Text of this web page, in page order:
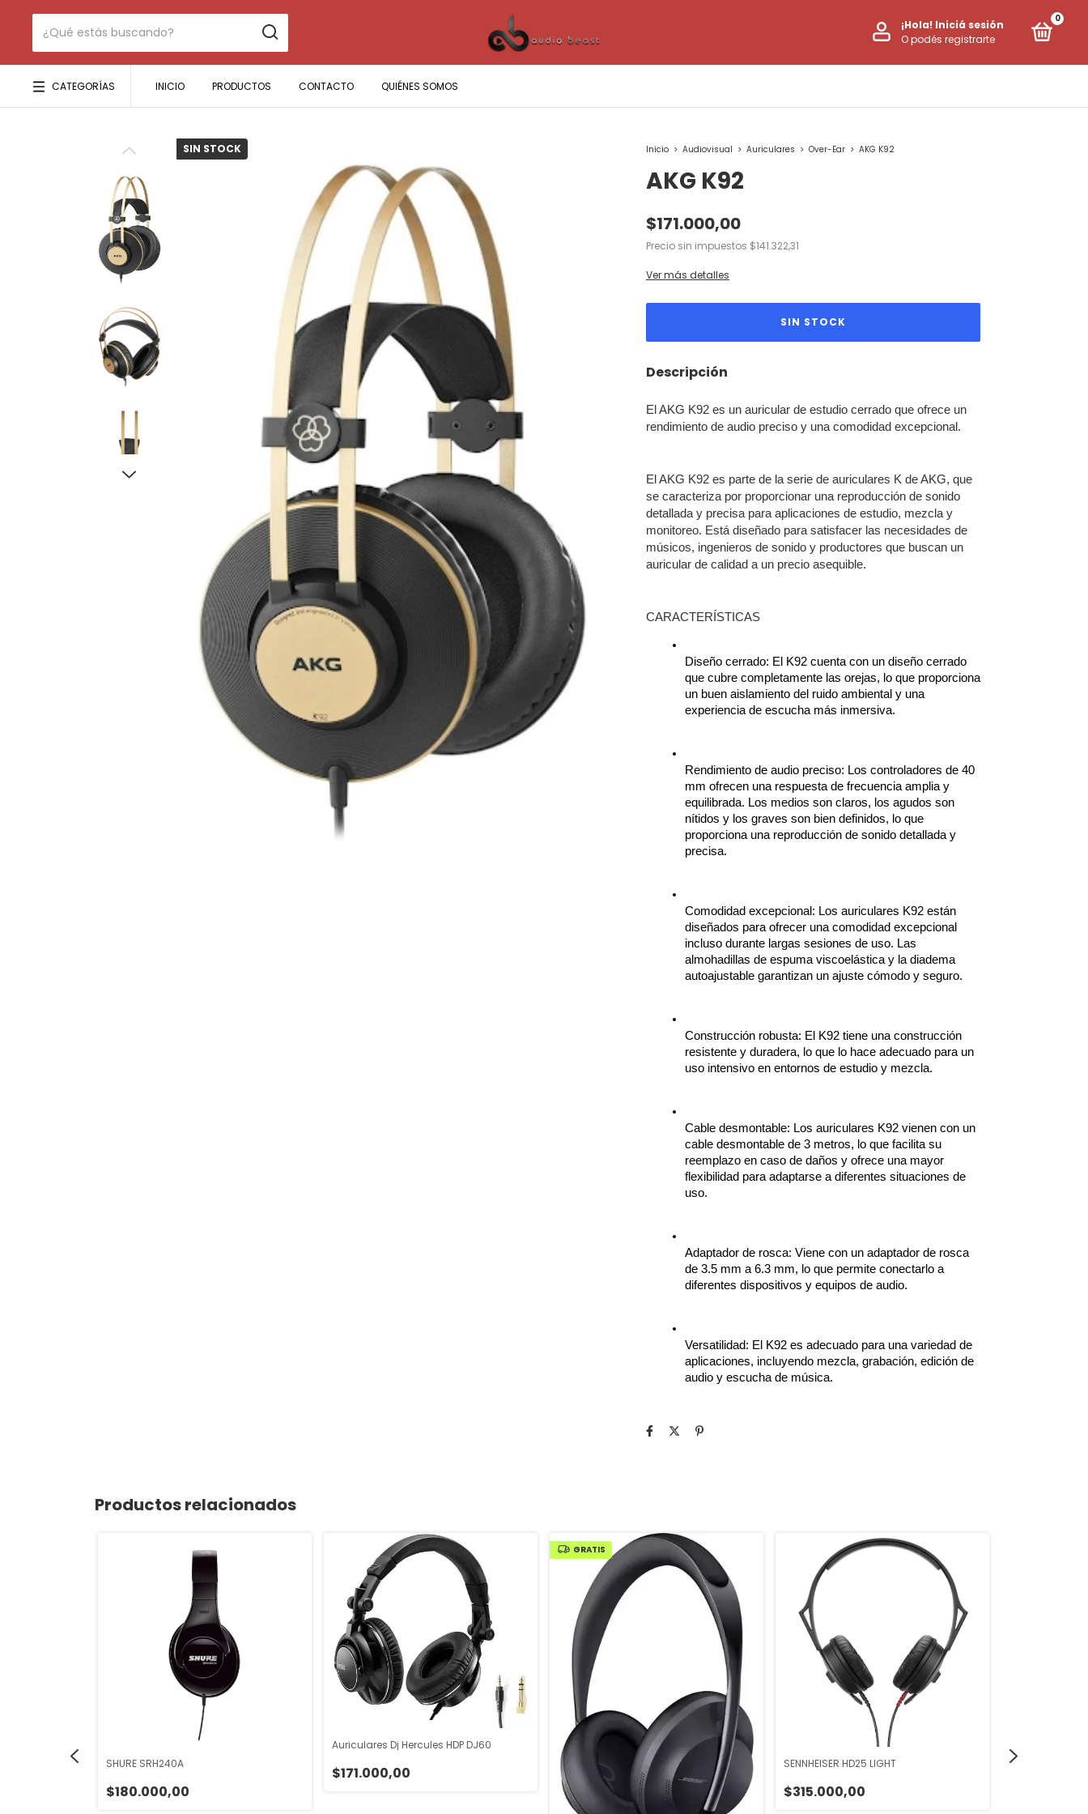
¡Hola! Iniciá sesión
O podés registrarte
0
CATEGORÍAS INICIO PRODUCTOS CONTACTO QUIÉNES SOMOS
SIN STOCK Inicio > Audiovisual > Auriculares > Over-Ear > AKG K92
AKG K92
$171.000,00
Precio sin impuestos $141.322,31
Ver más detalles
Descripción
El AKG K92 es un auricular de estudio cerrado que ofrece un
rendimiento de audio preciso y una comodidad excepcional.
El AKG K92 es parte de la serie de auriculares K de AKG, que
se caracteriza por proporcionar una reproducción de sonido
detallada y precisa para aplicaciones de estudio, mezcla y
monitoreo. Está diseñado para satisfacer las necesidades de
músicos, ingenieros de sonido y productores que buscan un
auricular de calidad a un precio asequible.
CARACTERÍSTICAS
Diseño cerrado: El K92 cuenta con un diseño cerrado
que cubre completamente las orejas, lo que proporciona
un buen aislamiento del ruido ambiental y una
experiencia de escucha más inmersiva.
Rendimiento de audio preciso: Los controladores de 40
mm ofrecen una respuesta de frecuencia amplia y
equilibrada. Los medios son claros, los agudos son
nítidos y los graves son bien definidos, lo que
proporciona una reproducción de sonido detallada y
precisa.
Comodidad excepcional: Los auriculares K92 están
diseñados para ofrecer una comodidad excepcional
incluso durante largas sesiones de uso. Las
almohadillas de espuma viscoelástica y la diadema
autoajustable garantizan un ajuste cómodo y seguro.
Construcción robusta: El K92 tiene una construcción
resistente y duradera, lo que lo hace adecuado para un
uso intensivo en entornos de estudio y mezcla.
Cable desmontable: Los auriculares K92 vienen con un
cable desmontable de 3 metros, lo que facilita su
reemplazo en caso de daños y ofrece una mayor
flexibilidad para adaptarse a diferentes situaciones de
uso.
Adaptador de rosca: Viene con un adaptador de rosca
de 3.5 mm a 6.3 mm, lo que permite conectarlo a
diferentes dispositivos y equipos de audio.
Versatilidad: El K92 es adecuado para una variedad de
aplicaciones, incluyendo mezcla, grabación, edición de
audio y escucha de música.
Productos relacionados
SHURE SRH240A
$180.000,00
Auriculares Dj Hercules HDP DJ60
$171.000,00
GRATIS
SENNHEISER HD25 LIGHT
$315.000,00